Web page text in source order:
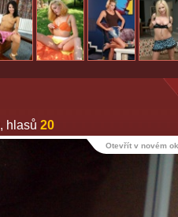
, hlasů 20
Otevřít v novém